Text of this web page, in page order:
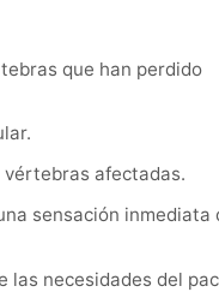
que han perdido
afectadas.
sensación inmediata
las necesidades del